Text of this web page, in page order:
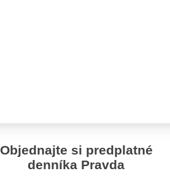
Objednajte si predplatné
denníka Pravda